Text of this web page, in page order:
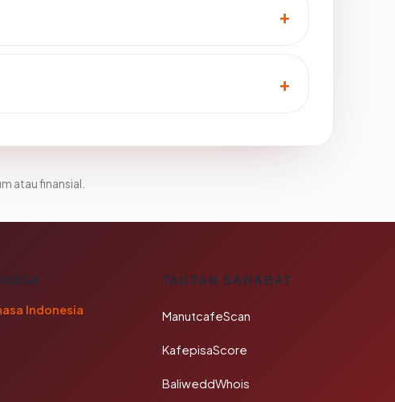
atau finansial.
Indonesia
TAUTAN SAHABAT
ManutcafeScan
KafepisaScore
BaliweddWhois